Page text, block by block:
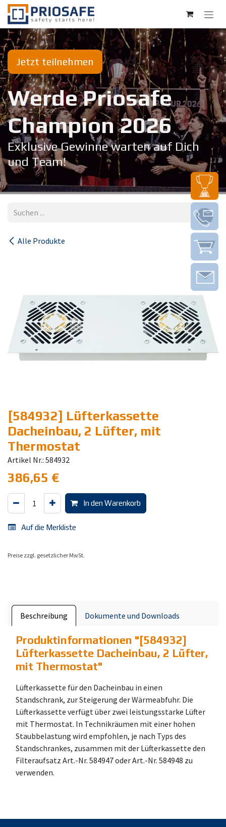
Zum Inhalt springen
Jetzt teilnehmen
Werde Priosafe
Champion 20​26
Exklusive Gewinne warten auf Dich
und Team!
Alle Produkte
[584932] Lüfterkassette
Dacheinbau, 2 Lüfter, mit
Thermostat
Artikel Nr.: 584932
386,65 €
In den Warenkorb
Auf die Merkliste
Preise zzgl. gesetzlicher MwSt.
Beschreibung Dokumente und Downloads
Produktinformationen " [584932]
Lüfterkassette Dacheinbau, 2 Lüfter,
mit Thermostat"
Lüfterkassette für den Dacheinbau in einen
Standschrank, zur Steigerung der Wärmeabfuhr. Die
Lüfterkassette verfügt über zwei leistungsstarke Lüfter
mit Thermostat. In Technikräumen mit einer hohen
Staubbelastung wird empfohlen, je nach Typs des
Standschrankes, zusammen mit der Lüfterkassette den
Filteraufsatz Art.-Nr. 584947 oder Art.-Nr. 584948 zu
verwenden.